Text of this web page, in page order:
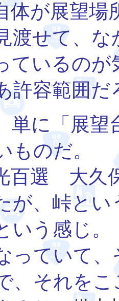
が展望場
渡せて、
ているの
許容範囲だ
に「展望
ものだ。
百選 大久
が、峠と
いう感じ。
っていて、
、それを